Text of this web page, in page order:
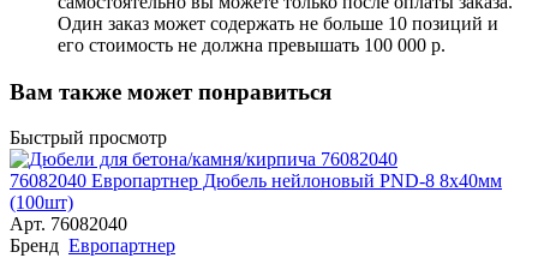
Один заказ может содержать не больше 10 позиций и
его стоимость не должна превышать 100 000 р.
Вам также может понравиться
Быстрый просмотр
76082040 Европартнер Дюбель нейлоновый PND-8 8х40мм
(100шт)
Арт. 76082040
Бренд Европартнер